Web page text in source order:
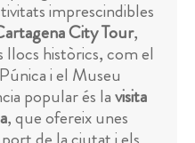
imprescindibles
City Tour,
històrics, com el
i el Museu
popular és lavisita
, que ofereix unes